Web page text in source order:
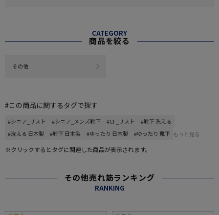
CATEGORY
商品を絞る
その他
#この商品に関するタグで探す
#シニア_リスト #シニア_メンズ靴下 #CF_リスト
#靴下 洗える
#洗える 日本製
#靴下 日本製 #ゆったり 日本製 #ゆったり 靴下 もっと見る
※クリックするとタグに関連した商品が表示されます。
その他売れ筋ランキング
RANKING